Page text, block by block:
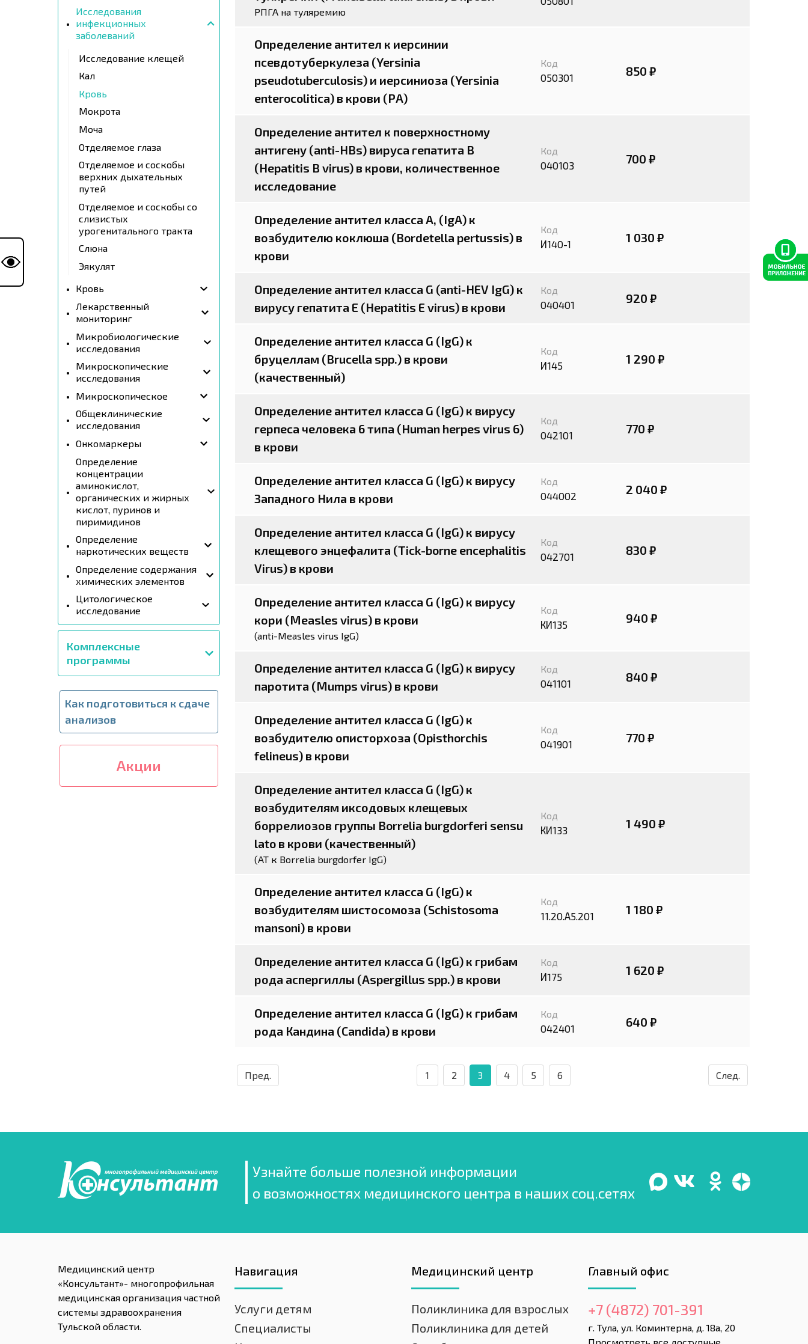
Исследования
инфекционных
заболеваний
Исследование клещей
Кал
Кровь
Мокрота
Моча
Отделяемое глаза
Отделяемое и соскобы
верхних дыхательных
путей
Отделяемое и соскобы со
слизистых
урогенитального тракта
Слюна
Эякулят
Кровь
Лекарственный
мониторинг
Микробиологические
исследования
Микроскопические
исследования
Микроскопическое
Общеклинические
исследования
Онкомаркеры
Определение
концентрации
аминокислот,
органических и жирных
кислот, пуринов и
пиримидинов
Определение
наркотических веществ
Определение содержания
химических элементов
Цитологическое
исследование
Комплексные
программы
Как подготовиться к сдаче
анализов
Акции
РПГА на туляремию
Определение антител к иерсинии
псевдотуберкулеза (Yersinia
pseudotuberculosis) и иерсиниоза (Yersinia
enterocolitica) в крови (РА)
Код
050301 850 ₽
Определение антител к поверхностному
антигену (anti-HBs) вируса гепатита B
(Hepatitis B virus) в крови, количественное
исследование
Код
040103 700 ₽
Определение антител класса A, (IgA) к
возбудителю коклюша (Bordetella pertussis) в
крови
Код
И140-1 1 030 ₽
Определение антител класса G (anti-HEV IgG) к
вирусу гепатита Е (Hepatitis E virus) в крови
Код
040401 920 ₽
Определение антител класса G (IgG) к
бруцеллам (Brucella spp.) в крови
(качественный)
Код
И145 1 290 ₽
Определение антител класса G (IgG) к вирусу
герпеса человека 6 типа (Human herpes virus 6)
в крови
Код
042101 770 ₽
Определение антител класса G (IgG) к вирусу
Западного Нила в крови
Код
044002 2 040 ₽
Определение антител класса G (IgG) к вирусу
клещевого энцефалита (Tick-borne encephalitis
Virus) в крови
Код
042701 830 ₽
Определение антител класса G (IgG) к вирусу
кори (Measles virus) в крови
(anti-Measles virus IgG)
Код
КИ135 940 ₽
Определение антител класса G (IgG) к вирусу
паротита (Mumps virus) в крови
Код
041101 840 ₽
Определение антител класса G (IgG) к
возбудителю описторхоза (Opisthorchis
felineus) в крови
Код
041901 770 ₽
Определение антител класса G (IgG) к
возбудителям иксодовых клещевых
боррелиозов группы Borrelia burgdorferi sensu
lato в крови (качественный)
(АТ к Borrelia burgdorfer IgG)
Код
КИ133 1 490 ₽
Определение антител класса G (IgG) к
возбудителям шистосомоза (Schistosoma
mansoni) в крови
Код
11.20.А5.201 1 180 ₽
Определение антител класса G (IgG) к грибам
рода аспергиллы (Aspergillus spp.) в крови
Код
И175 1 620 ₽
Определение антител класса G (IgG) к грибам
рода Кандина (Candida) в крови
Код
042401 640 ₽
Пред. След.
1 2 3 4 5 6
Узнайте больше полезной информации
о возможностях медицинского центра в наших соц.сетях
Медицинский центр
«Консультант»- многопрофильная
медицинская организация частной
системы здравоохранения
Тульской области.
Навигация
Услуги детям
Специалисты
Медицинский центр
Поликлиника для взрослых
Поликлиника для детей
Главный офис
+7 (4872) 701-391
г. Тула, ул. Коминтерна, д. 18а, 20
Просмотреть все доступные